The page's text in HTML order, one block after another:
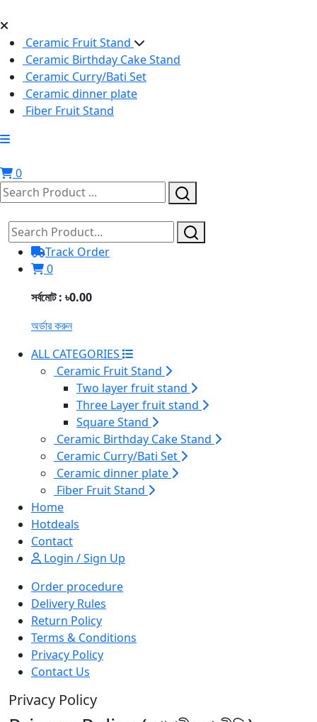
Ceramic Fruit Stand
Ceramic Birthday Cake Stand
Ceramic Curry/Bati Set
Ceramic dinner plate
Fiber Fruit Stand
0
Track Order
0
সর্বমোট : ৳0.00
অর্ডার করুন
ALL CATEGORIES
Ceramic Fruit Stand
Two layer fruit stand
Three Layer fruit stand
Square Stand
Ceramic Birthday Cake Stand
Ceramic Curry/Bati Set
Ceramic dinner plate
Fiber Fruit Stand
Home
Hotdeals
Contact
Login / Sign Up
Order procedure
Delivery Rules
Return Policy
Terms & Conditions
Privacy Policy
Contact Us
Privacy Policy